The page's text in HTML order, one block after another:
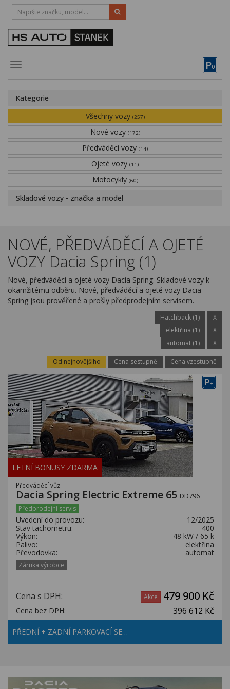
P0
Toggle
HOTLINE:
STRAKONICE-383 335 366
Obytné vozy
Financování
Novinky
Kontakty
Kategorie
Všechny vozy (257)
Nové vozy (172)
Předváděcí vozy (14)
Ojeté vozy (11)
Motocykly (60)
Skladové vozy - značka a model
NOVÉ, PŘEDVÁDĚCÍ A OJETÉ
VOZY Dacia Spring (1)
Nové, předváděcí a ojeté vozy Dacia Spring. Skladové vozy k
okamžitému odběru. Nové, předváděcí a ojeté vozy Dacia
Spring jsou prověřené a prošly předprodejním servisem.
Hatchback (1)
X
elektřina (1)
X
automat (1)
X
Od nejnovějšího Cena sestupně Cena vzestupně
P+
LETNÍ BONUSY ZDARMA
Předváděcí vůz
Dacia Spring Electric Extreme 65 DD796
Předprodejní servis
Uvedení do provozu:
12/2025
Stav tachometru:
400
Výkon:
48 kW / 65 k
Palivo:
elektřina
Převodovka:
automat
Záruka výrobce
Cena s DPH: Akce 479 900 Kč
Cena bez DPH: 396 612 Kč
PŘEDNÍ + ZADNÍ PARKOVACÍ SE…